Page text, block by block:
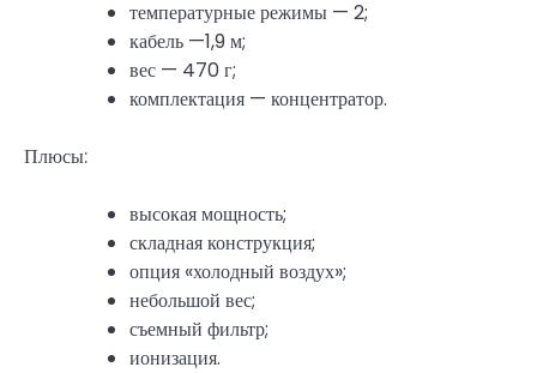
температурные режимы — 2;
кабель —1,9 м;
вес — 470 г;
комплектация — концентратор.
Плюсы:
высокая мощность;
складная конструкция;
опция «холодный воздух»;
небольшой вес;
съемный фильтр;
ионизация.